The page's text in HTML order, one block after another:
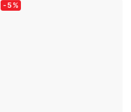
- 5 %